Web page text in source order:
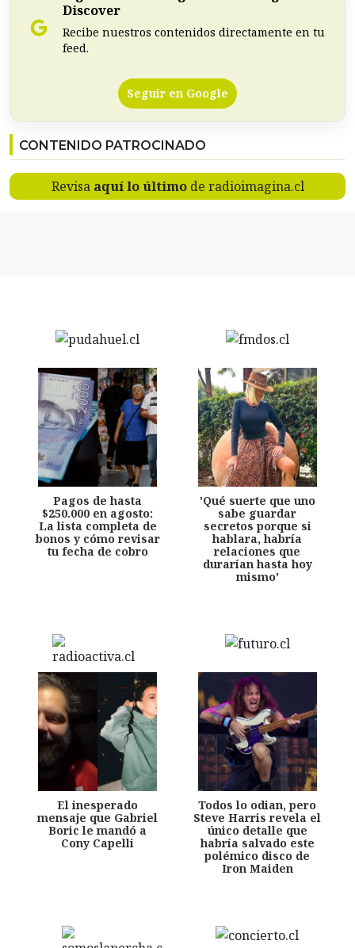
Discover
Recibe nuestros contenidos directamente en tu
feed.
Seguir en Google
CONTENIDO PATROCINADO
Revisa aquí lo últimode radioimagina.cl
Pagos de hasta
$250.000 en agosto:
La lista completa de
bonos y cómo revisar
tu fecha de cobro
'Qué suerte que uno
sabe guardar
secretos porque si
hablara, habría
relaciones que
durarían hasta hoy
mismo'
El inesperado
mensaje que Gabriel
Boric le mandó a
Cony Capelli
Todos lo odian, pero
Steve Harris revela el
único detalle que
habría salvado este
polémico disco de
Iron Maiden